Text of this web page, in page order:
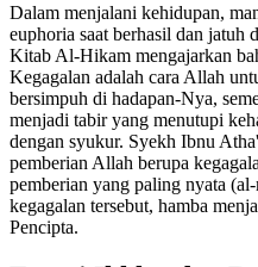
Dalam menjalani kehidupan,
euphoria saat berhasil dan jatuh
Kitab Al-Hikam mengajarkan
Kegagalan adalah cara Allah
bersimpuh di hadapan-Nya,
menjadi tabir yang menutupi
dengan syukur. Syekh Ibnu
pemberian Allah berupa
pemberian yang paling nyata
kegagalan tersebut, hamba
Pencipta.